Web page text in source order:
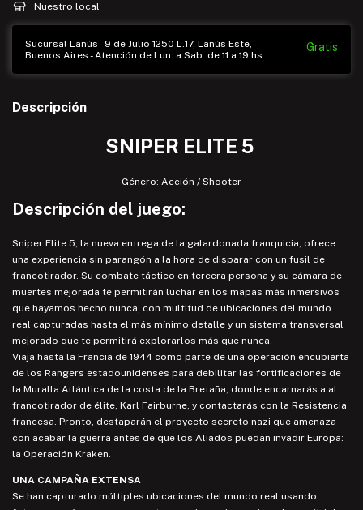
Nuestro local
Sucursal Lanús - 9 de Julio 1250 L.17, Lanús Este,
Buenos Aires - Atención de Lun. a Sab. de 11 a 19 hs.
Gratis
Descripción
SNIPER ELITE 5
Género: Acción / Shooter
Descripción del juego:
Sniper Elite 5, la nueva entrega de la galardonada franquicia, ofrece
una experiencia sin parangón a la hora de disparar con un fusil de
francotirador. Su combate táctico en tercera persona y su cámara de
muertes mejorada te permitirán luchar en los mapas más inmersivos
que hayamos hecho nunca, con multitud de ubicaciones del mundo
real capturadas hasta el más mínimo detalle y un sistema transversal
mejorado que te permitirá explorarlos más que nunca.
Viaja hasta la Francia de 1944 como parte de una operación encubierta
de los Rangers estadounidenses para debilitar las fortificaciones de
la Muralla Atlántica de la costa de la Bretaña, donde encarnarás a al
francotirador de élite, Karl Fairburne, y contactarás con la Resistencia
francesa. Pronto, destaparán el proyecto secreto nazi que amenaza
con acabar la guerra antes de que los Aliados puedan invadir Europa:
la Operación Kraken.
UNA CAMPAÑA EXTENSA
Se han capturado múltiples ubicaciones del mundo real usando